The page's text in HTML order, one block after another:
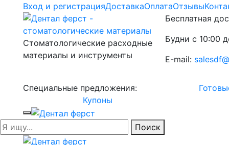
Вход и регистрацияДоставкаОплатаОтзывы
Стоматологические расходные
материалы и инструменты
Бесплатная
Будни с 10:00
E-mail:
Специальные предложения:
Купоны
Поиск